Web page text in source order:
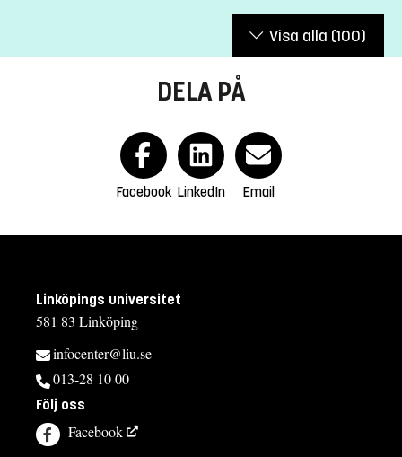
Visa alla (100)
DELA PÅ
Facebook LinkedIn Email
Linköpings universitet
581 83 Linköping
infocenter@liu.se
013-28 10 00
Följ oss
Facebook